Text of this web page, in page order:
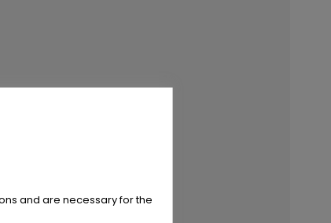
and are necessary for the